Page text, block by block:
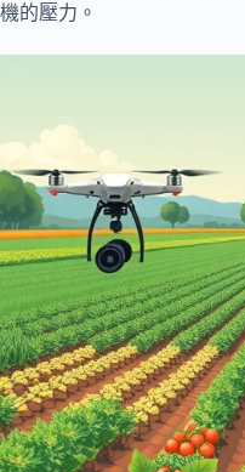
機的壓力。